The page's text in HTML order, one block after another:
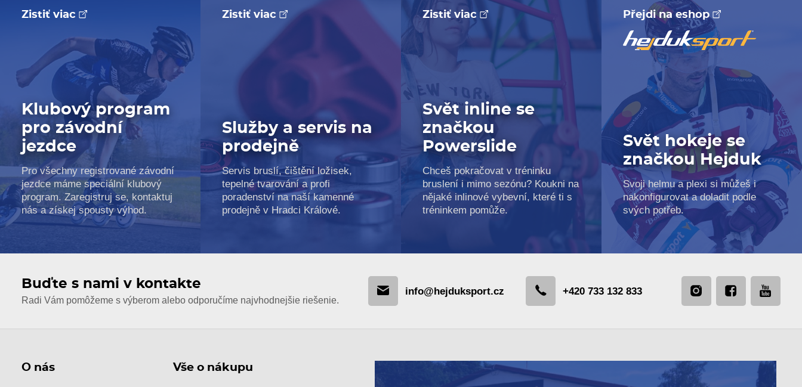
Zistiť viac
Klubový program
pro závodní
jezdce
Pro všechny registrované závodní
jezdce máme speciální klubový
program. Zaregistruj se, kontaktuj
nás a získej spousty výhod.
Zistiť viac
Služby a servis na
prodejně
Servis bruslí, čištění ložisek,
tepelné tvarování a profi
poradenství na naší kamenné
prodejně v Hradci Králové.
Zistiť viac
Svět inline se
značkou
Powerslide
Chceš pokračovat v tréninku
bruslení i mimo sezónu? Koukni na
nějaké inlinové vybevní, které ti s
tréninkem pomůže.
Přejdi na eshop
Svět hokeje se
značkou Hejduk
Svoji helmu a plexi si můžeš i
nakonfigurovat a doladit podle
svých potřeb.
Buďte s nami v kontakte
Radi Vám pomôžeme s výberom alebo odporučíme najvhodnejšie riešenie.
info@hejduksport.cz +420 733 132 833
O nás Vše o nákupu